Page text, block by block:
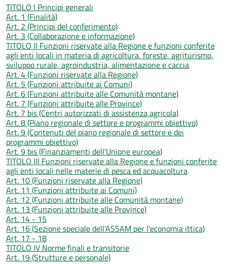
TITOLO I Principi generali
Art. 1 (Finalità)
Art. 2 (Principi del conferimento)
Art. 3 (Collaborazione e informazione)
TITOLO II Funzioni riservate alla Regione e funzioni conferite
agli enti locali in materia di agricoltura, foreste, agriturismo,
sviluppo rurale, agroindustria, alimentazione e caccia
Art. 4 (Funzioni riservate alla Regione)
Art. 5 (Funzioni attribuite ai Comuni)
Art. 6 (Funzioni attribuite alle Comunità montane)
Art. 7 (Funzioni attribuite alle Province)
Art. 7 bis (Centri autorizzati di assistenza agricola)
Art. 8 (Piano regionale di settore e programmi obiettivo)
Art. 9 (Contenuti del piano regionale di settore e dei
programmi obiettivo)
Art. 9 bis (Finanziamenti dell'Unione europea)
TITOLO III Funzioni riservate alla Regione e funzioni conferite
agli enti locali nelle materie di pesca ed acquacoltura
Art. 10 (Funzioni riservate alla Regione)
Art. 11 (Funzioni attribuite ai Comuni)
Art. 12 (Funzioni attribuite alle Comunità montane)
Art. 13 (Funzioni attribuite alle Province)
Art. 14 - 15
Art. 16 (Sezione speciale dell'ASSAM per l'economia ittica)
Art. 17 - 18
TITOLO IV Norme finali e transitorie
Art. 19 (Strutture e personale)